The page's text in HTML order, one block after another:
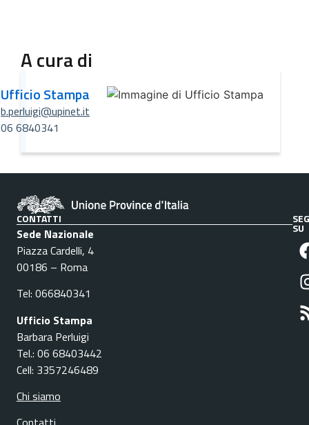
A cura di
Ufficio Stampa
b.perluigi@upinet.it
06 6840341
CONTATTI
Sede Nazionale
Piazza Cardelli, 4
00186 – Roma
Tel: 066840341
Ufficio Stampa
Barbara Perluigi
Tel.: 06 68403442
Cell: 3357246489
Chi siamo
SU